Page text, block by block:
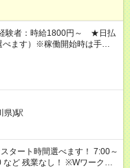
験者：時給1800円～ ★日払
ます）※稼働開始時は手続き
県)駅
なし！ ※Wワークの